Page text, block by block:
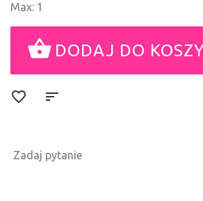
Max: 1
Zadaj pytanie